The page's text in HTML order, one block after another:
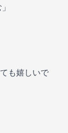
も嬉しいで